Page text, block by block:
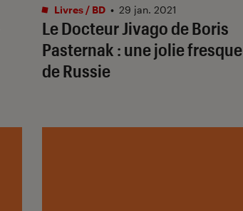
Le Docteur Jivago de Boris
Pasternak : une jolie fresque
de Russie
Livres / BD • 29 jan. 2021